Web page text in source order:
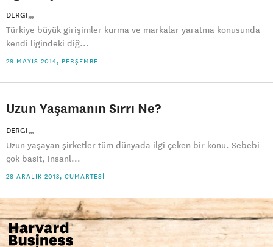
DERGI
Türkiye büyük girişimler kurma ve markalar yaratma konusunda
kendi ligindeki diğ...
29 MAYIS 2014, PERŞEMBE
Uzun Yaşamanın Sırrı Ne?
DERGI
Uzun yaşayan şirketler tüm dünyada ilgi çeken bir konu. Sebebi
çok basit, insanl...
28 ARALIK 2013, CUMARTESI